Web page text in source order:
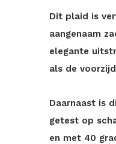
Dit plaid is
aangenaam
elegante
als de
Daarnaast is
getest op
en met 40